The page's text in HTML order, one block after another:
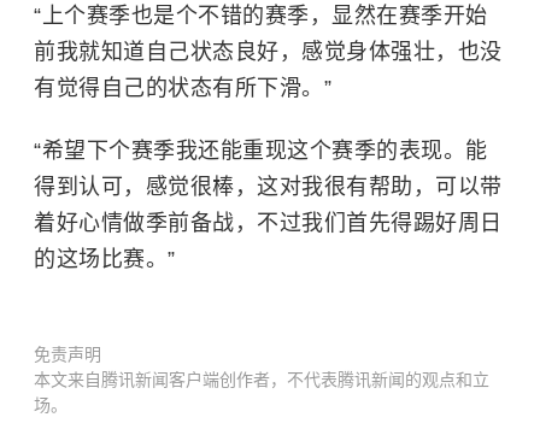
“上个赛季也是个不错的赛季，显然在赛季开始
前我就知道自己状态良好，感觉身体强壮，也没
有觉得自己的状态有所下滑。”
“希望下个赛季我还能重现这个赛季的表现。能
得到认可，感觉很棒，这对我很有帮助，可以带
着好心情做季前备战，不过我们首先得踢好周日
的这场比赛。”
免责声明
本文来自腾讯新闻客户端创作者，不代表腾讯新闻的观点和立
场。